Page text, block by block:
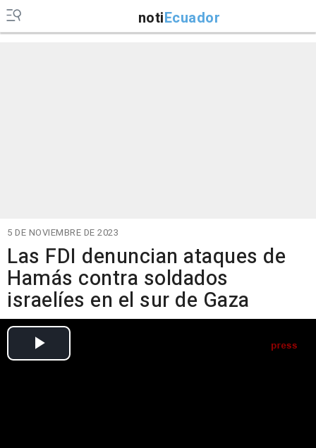
notiEcuador
5 DE NOVIEMBRE DE 2023
Las FDI denuncian ataques de
Hamás contra soldados
israelíes en el sur de Gaza